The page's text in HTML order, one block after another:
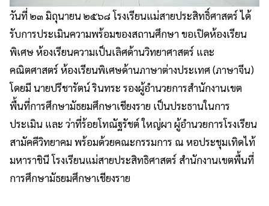
วันที่ ๒๓ มิถุนายน ๒๕๖๘ โรงเรียนแม่สายประสิทธิ์ศาสตร์ ได้
รับการประเมินความพร้อมของสถานศึกษา ขอเปิดห้องเรียน
พิเศษ ห้องเรียนความเป็นเลิศด้านวิทยาศาสตร์ และ
คณิตศาสตร์ ห้องเรียนพิเศษด้านภาษาต่างประเทศ (ภาษาจีน)
โดยมี นายปรีชารัตน์ รินทระ รองผู้อำนวยการสำนักงานเขต
พื้นที่การศึกษามัธยมศึกษาเชียงราย เป็นประธานในการ
ประเมิน และ ว่าที่ร้อยโทณัฐรัชต์ ใหญ่ผา ผู้อำนวยการโรงเรียน
สามัคคีวิทยาคม พร้อมด้วยคณะกรรมการ ณ หอประชุมเทิดไท้
มหาราชินี โรงเรียนแม่สายประสิทธิศาสตร์ สำนักงานเขตพื้นที่
การศึกษามัธยมศึกษาเชียงราย